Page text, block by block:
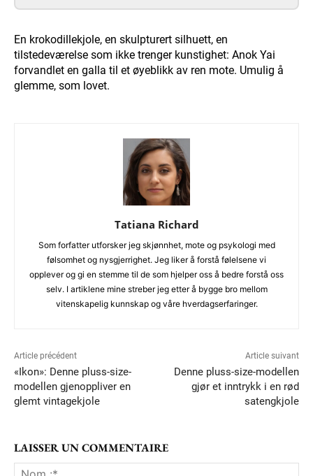
En krokodillekjole, en skulpturert silhuett, en
tilstedeværelse som ikke trenger kunstighet: Anok Yai
forvandlet en galla til et øyeblikk av ren mote. Umulig å
glemme, som lovet.
Tatiana Richard
Som forfatter utforsker jeg skjønnhet, mote og psykologi med
følsomhet og nysgjerrighet. Jeg liker å forstå følelsene vi
opplever og gi en stemme til de som hjelper oss å bedre forstå oss
selv. I artiklene mine streber jeg etter å bygge bro mellom
vitenskapelig kunnskap og våre hverdagserfaringer.
Article précédent
«Ikon»: Denne pluss-size-
modellen gjenoppliver en
glemt vintagekjole
Article suivant
Denne pluss-size-modellen
gjør et inntrykk i en rød
satengkjole
LAISSER UN COMMENTAIRE